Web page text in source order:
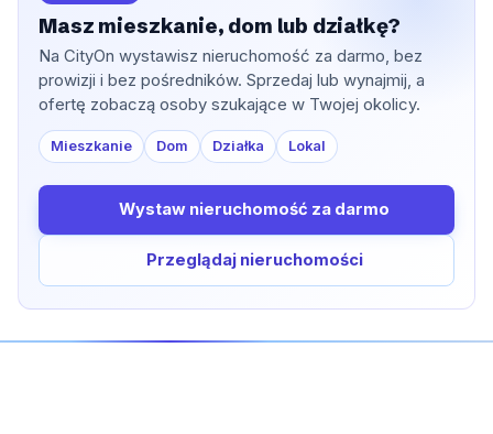
Masz mieszkanie, dom lub działkę?
Na CityOn wystawisz nieruchomość za darmo, bez
prowizji i bez pośredników. Sprzedaj lub wynajmij, a
ofertę zobaczą osoby szukające w Twojej okolicy.
Mieszkanie Dom Działka Lokal
Wystaw nieruchomość za darmo
Przeglądaj nieruchomości